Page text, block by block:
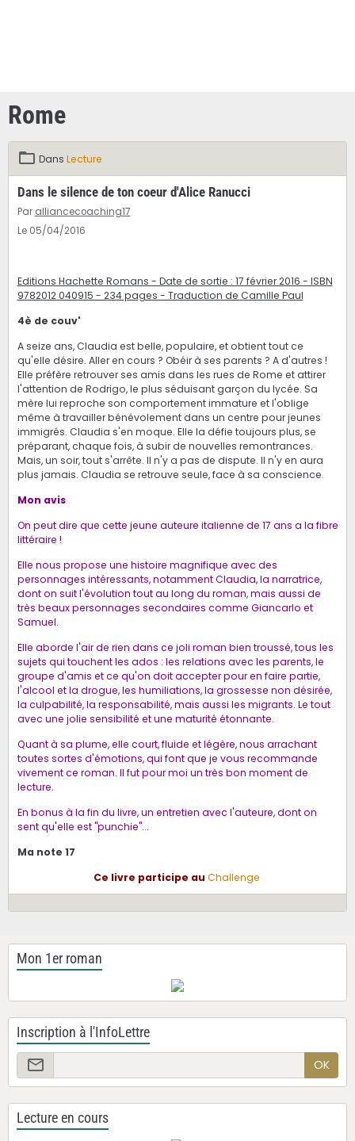
Rome
Dans Lecture
Dans le silence de ton coeur d'Alice Ranucci
Par alliancecoaching17
Le 05/04/2016
Editions Hachette Romans - Date de sortie : 17 février 2016 - ISBN
9782012 040915 - 234 pages - Traduction de Camille Paul
4è de couv'
A seize ans, Claudia est belle, populaire, et obtient tout ce
qu'elle désire. Aller en cours ? Obéir à ses parents ? A d'autres !
Elle préfère retrouver ses amis dans les rues de Rome et attirer
l'attention de Rodrigo, le plus séduisant garçon du lycée. Sa
mère lui reproche son comportement immature et l'oblige
même à travailler bénévolement dans un centre pour jeunes
immigrés. Claudia s'en moque. Elle la défie toujours plus, se
préparant, chaque fois, à subir de nouvelles remontrances.
Mais, un soir, tout s'arrête. Il n'y a pas de dispute. Il n'y en aura
plus jamais. Claudia se retrouve seule, face à sa conscience.
Mon avis
On peut dire que cette jeune auteure italienne de 17 ans a la fibre
littéraire !
Elle nous propose une histoire magnifique avec des
personnages intéressants, notamment Claudia, la narratrice,
dont on suit l'évolution tout au long du roman, mais aussi de
très beaux personnages secondaires comme Giancarlo et
Samuel.
Elle aborde l'air de rien dans ce joli roman bien troussé, tous les
sujets qui touchent les ados : les relations avec les parents, le
groupe d'amis et ce qu'on doit accepter pour en faire partie,
l'alcool et la drogue, les humiliations, la grossesse non désirée,
la culpabilité, la responsabilité, mais aussi les migrants. Le tout
avec une jolie sensibilité et une maturité étonnante.
Quant à sa plume, elle court, fluide et légère, nous arrachant
toutes sortes d'émotions, qui font que je vous recommande
vivement ce roman. Il fut pour moi un très bon moment de
lecture.
En bonus à la fin du livre, un entretien avec l'auteure, dont on
sent qu'elle est "punchie"...
Ma note 17
Ce livre participe au Challenge
Mon 1er roman
Inscription à l'InfoLettre
OK
Lecture en cours